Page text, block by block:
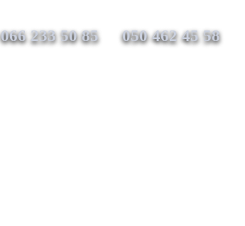
050 462 45 58
066 233 50 85